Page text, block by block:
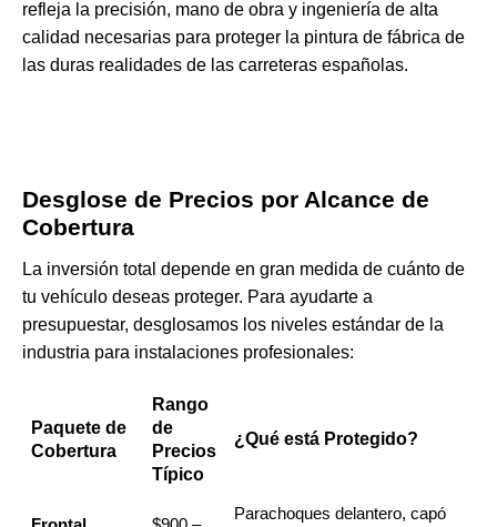
refleja la precisión, mano de obra y ingeniería de alta
calidad necesarias para proteger la pintura de fábrica de
las duras realidades de las carreteras españolas.
Desglose de Precios por Alcance de
Cobertura
La inversión total depende en gran medida de cuánto de
tu vehículo deseas proteger. Para ayudarte a
presupuestar, desglosamos los niveles estándar de la
industria para instalaciones profesionales:
Paquete de
Cobertura
Rango
de
Precios
Típico
¿Qué está Protegido?
Parachoques delantero, capó